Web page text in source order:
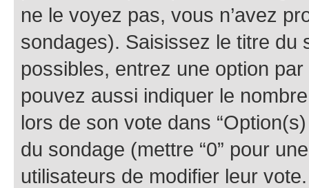
ne le voyez pas, vous n’avez
sondages). Saisissez le titre du
possibles, entrez une option
pouvez aussi indiquer le
lors de son vote dans
du sondage (mettre “0” pour
utilisateurs de modifier leur vote.